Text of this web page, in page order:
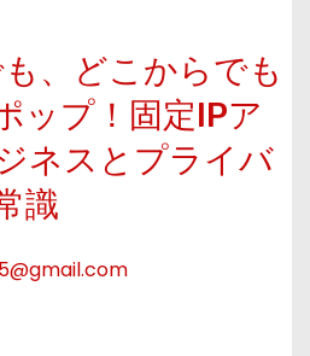
、どこからでも
ップ！固定IPア
ネスとプライバ
識